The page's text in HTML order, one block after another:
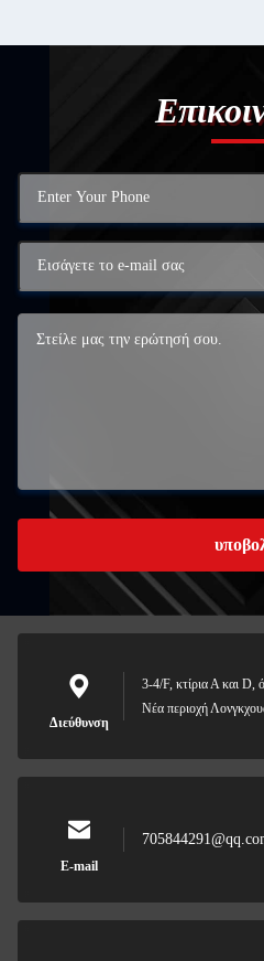
Διεύθυνση
3-4/F, κτίρια Α και D,
Νέα περιοχή
E-mail